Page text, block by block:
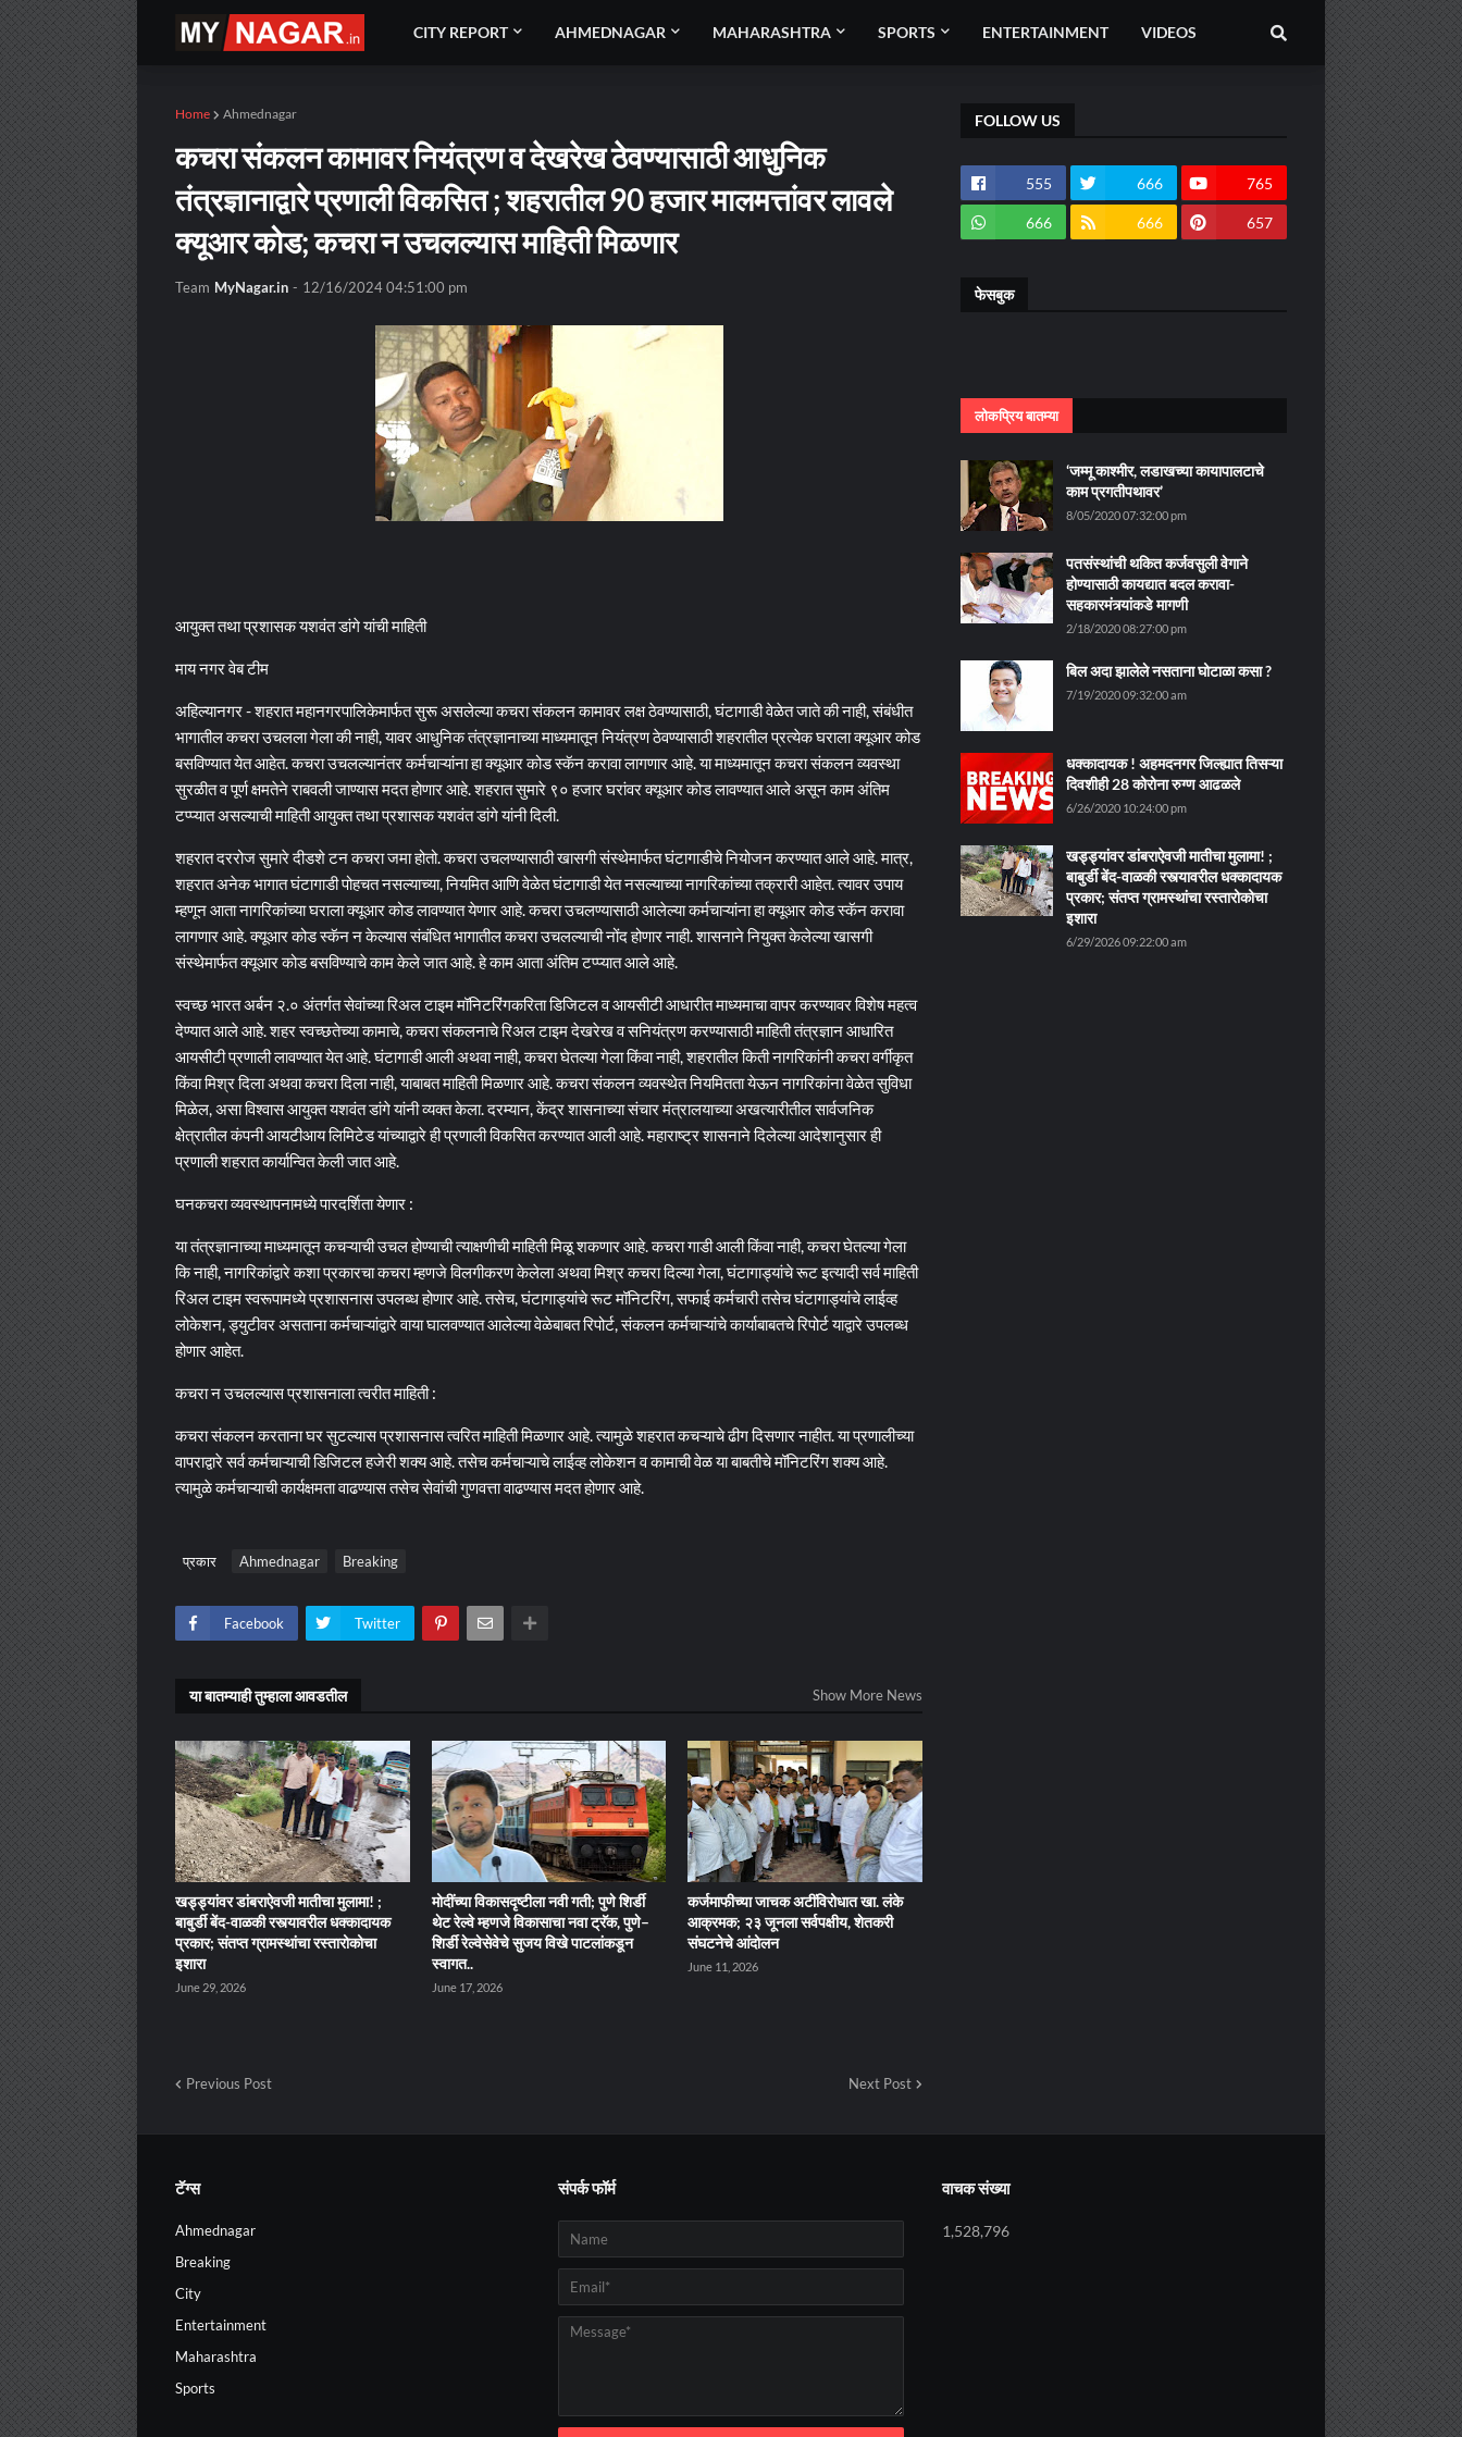
CITY REPORT AHMEDNAGAR MAHARASHTRA SPORTS ENTERTAINMENT VIDEOS
Home Ahmednagar
कचरा संकलन कामावर नियंत्रण व देखरेख ठेवण्यासाठी आधुनिक
तंत्रज्ञानाद्वारे प्रणाली विकसित ; शहरातील 90 हजार मालमत्तांवर लावले
क्यूआर कोड; कचरा न उचलल्यास माहिती मिळणार
Team MyNagar.in - 12/16/2024 04:51:00 pm
आयुक्त तथा प्रशासक यशवंत डांगे यांची माहिती
माय नगर वेब टीम
अहिल्यानगर - शहरात महानगरपालिकेमार्फत सुरू असलेल्या कचरा संकलन कामावर लक्ष ठेवण्यासाठी, घंटागाडी वेळेत जाते की नाही, संबंधीत
भागातील कचरा उचलला गेला की नाही, यावर आधुनिक तंत्रज्ञानाच्या माध्यमातून नियंत्रण ठेवण्यासाठी शहरातील प्रत्येक घराला क्यूआर कोड
बसविण्यात येत आहेत. कचरा उचलल्यानंतर कर्मचाऱ्यांना हा क्यूआर कोड स्कॅन करावा लागणार आहे. या माध्यमातून कचरा संकलन व्यवस्था
सुरळीत व पूर्ण क्षमतेने राबवली जाण्यास मदत होणार आहे. शहरात सुमारे ९० हजार घरांवर क्यूआर कोड लावण्यात आले असून काम अंतिम
टप्प्यात असल्याची माहिती आयुक्त तथा प्रशासक यशवंत डांगे यांनी दिली.
शहरात दररोज सुमारे दीडशे टन कचरा जमा होतो. कचरा उचलण्यासाठी खासगी संस्थेमार्फत घंटागाडीचे नियोजन करण्यात आले आहे. मात्र,
शहरात अनेक भागात घंटागाडी पोहचत नसल्याच्या, नियमित आणि वेळेत घंटागाडी येत नसल्याच्या नागरिकांच्या तक्रारी आहेत. त्यावर उपाय
म्हणून आता नागरिकांच्या घराला क्यूआर कोड लावण्यात येणार आहे. कचरा उचलण्यासाठी आलेल्या कर्मचाऱ्यांना हा क्यूआर कोड स्कॅन करावा
लागणार आहे. क्यूआर कोड स्कॅन न केल्यास संबंधित भागातील कचरा उचलल्याची नोंद होणार नाही. शासनाने नियुक्त केलेल्या खासगी
संस्थेमार्फत क्यूआर कोड बसविण्याचे काम केले जात आहे. हे काम आता अंतिम टप्प्यात आले आहे.
स्वच्छ भारत अर्बन २.० अंतर्गत सेवांच्या रिअल टाइम मॉनिटरिंगकरिता डिजिटल व आयसीटी आधारीत माध्यमाचा वापर करण्यावर विशेष महत्व
देण्यात आले आहे. शहर स्वच्छतेच्या कामाचे, कचरा संकलनाचे रिअल टाइम देखरेख व सनियंत्रण करण्यासाठी माहिती तंत्रज्ञान आधारित
आयसीटी प्रणाली लावण्यात येत आहे. घंटागाडी आली अथवा नाही, कचरा घेतल्या गेला किंवा नाही, शहरातील किती नागरिकांनी कचरा वर्गीकृत
किंवा मिश्र दिला अथवा कचरा दिला नाही, याबाबत माहिती मिळणार आहे. कचरा संकलन व्यवस्थेत नियमितता येऊन नागरिकांना वेळेत सुविधा
मिळेल, असा विश्वास आयुक्त यशवंत डांगे यांनी व्यक्त केला. दरम्यान, केंद्र शासनाच्या संचार मंत्रालयाच्या अखत्यारीतील सार्वजनिक
क्षेत्रातील कंपनी आयटीआय लिमिटेड यांच्याद्वारे ही प्रणाली विकसित करण्यात आली आहे. महाराष्ट्र शासनाने दिलेल्या आदेशानुसार ही
प्रणाली शहरात कार्यान्वित केली जात आहे.
घनकचरा व्यवस्थापनामध्ये पारदर्शिता येणार :
या तंत्रज्ञानाच्या माध्यमातून कचऱ्याची उचल होण्याची त्याक्षणीची माहिती मिळू शकणार आहे. कचरा गाडी आली किंवा नाही, कचरा घेतल्या गेला
कि नाही, नागरिकांद्वारे कशा प्रकारचा कचरा म्हणजे विलगीकरण केलेला अथवा मिश्र कचरा दिल्या गेला, घंटागाड्यांचे रूट इत्यादी सर्व माहिती
रिअल टाइम स्वरूपामध्ये प्रशासनास उपलब्ध होणार आहे. तसेच, घंटागाड्यांचे रूट मॉनिटरिंग, सफाई कर्मचारी तसेच घंटागाड्यांचे लाईव्ह
लोकेशन, ड्युटीवर असताना कर्मचाऱ्यांद्वारे वाया घालवण्यात आलेल्या वेळेबाबत रिपोर्ट, संकलन कर्मचाऱ्यांचे कार्याबाबतचे रिपोर्ट याद्वारे उपलब्ध
होणार आहेत.
कचरा न उचलल्यास प्रशासनाला त्वरीत माहिती :
कचरा संकलन करताना घर सुटल्यास प्रशासनास त्वरित माहिती मिळणार आहे. त्यामुळे शहरात कचऱ्याचे ढीग दिसणार नाहीत. या प्रणालीच्या
वापराद्वारे सर्व कर्मचाऱ्याची डिजिटल हजेरी शक्य आहे. तसेच कर्मचाऱ्याचे लाईव्ह लोकेशन व कामाची वेळ या बाबतीचे मॉनिटरिंग शक्य आहे.
त्यामुळे कर्मचाऱ्याची कार्यक्षमता वाढण्यास तसेच सेवांची गुणवत्ता वाढण्यास मदत होणार आहे.
प्रकार Ahmednagar Breaking
Facebook Twitter
या बातम्याही तुम्हाला आवडतील Show More News
खड्ड्यांवर डांबराऐवजी मातीचा मुलामा! ;
बाबुर्डी बेंद-वाळकी रस्त्यावरील धक्कादायक
प्रकार; संतप्त ग्रामस्थांचा रस्तारोकोचा
इशारा
June 29, 2026
मोदींच्या विकासदृष्टीला नवी गती; पुणे शिर्डी
थेट रेल्वे म्हणजे विकासाचा नवा ट्रॅक, पुणे–
शिर्डी रेल्वेसेवेचे सुजय विखे पाटलांकडून
स्वागत..
June 17, 2026
कर्जमाफीच्या जाचक अटींविरोधात खा. लंके
आक्रमक; २३ जूनला सर्वपक्षीय, शेतकरी
संघटनेचे आंदोलन
June 11, 2026
Previous Post Next Post
FOLLOW US
555 666 765
666 666 657
फेसबुक
लोकप्रिय बातम्या
‘जम्मू काश्मीर, लडाखच्या कायापालटाचे
काम प्रगतीपथावर’
8/05/2020 07:32:00 pm
पतसंस्थांची थकित कर्जवसुली वेगाने
होण्यासाठी कायद्यात बदल करावा-
सहकारमंत्र्यांकडे मागणी
2/18/2020 08:27:00 pm
बिल अदा झालेले नसताना घोटाळा कसा ?
7/19/2020 09:32:00 am
धक्कादायक ! अहमदनगर जिल्ह्यात तिसऱ्या
दिवशीही 28 कोरोना रुग्ण आढळले
6/26/2020 10:24:00 pm
खड्ड्यांवर डांबराऐवजी मातीचा मुलामा! ;
बाबुर्डी बेंद-वाळकी रस्त्यावरील धक्कादायक
प्रकार; संतप्त ग्रामस्थांचा रस्तारोकोचा
इशारा
6/29/2026 09:22:00 am
टॅग्स
Ahmednagar
Breaking
City
Entertainment
Maharashtra
Sports
संपर्क फॉर्म वाचक संख्या
1,528,796